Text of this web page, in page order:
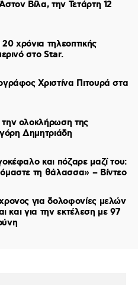
Βίλα, την Τετάρτη 12
χρόνια τηλεοπτικής
στο Star.
Χριστίνα Πιτουρά στα
ολοκλήρωση της
Δημητριάδη
και πόζαρε μαζί του:
τη θάλασσα» – Βίντεο
για δολοφονίες μελών
και για την εκτέλεση με 97